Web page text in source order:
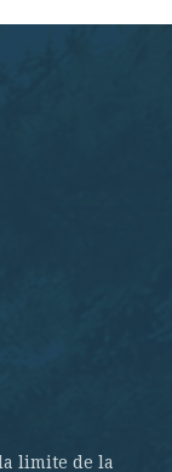
limite de la